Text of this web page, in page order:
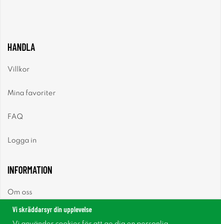
HANDLA
Villkor
Mina favoriter
FAQ
Logga in
INFORMATION
Om oss
Vi skräddarsyr din upplevelse